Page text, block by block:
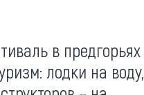
в предгорьях
лодки на воду,